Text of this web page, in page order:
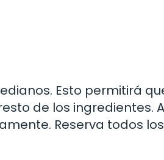
Esto permitirá
de los ingredientes. A
Reserva todos los